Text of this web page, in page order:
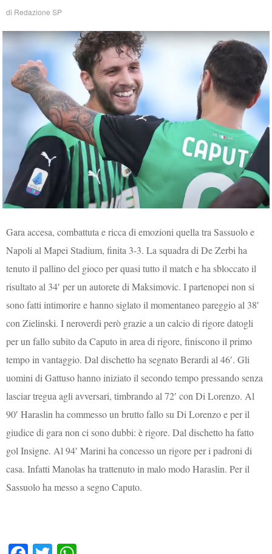
di Redazione SP
Gara accesa, combattuta e ricca di emozioni quella tra Sassuolo e
Napoli al Mapei Stadium, finita 3-3. La squadra di De Zerbi ha
tenuto il pallino del gioco per quasi tutto il match e ha sbloccato il
risultato al 34′ per un autorete di Maksimovic. I partenopei non si
sono fatti intimorire e hanno siglato il momentaneo pareggio al 38′
con Zielinski. I neroverdi però grazie a un calcio di rigore datogli
per un fallo subito da Caputo in area di rigore, finiscono il primo
tempo in vantaggio. Dal dischetto ha segnato Berardi al 46′. Gli
uomini di Gattuso hanno iniziato il secondo tempo pressando senza
lasciar tregua agli avversari, timbrando al 72′ con Di Lorenzo. Al
90′ Haraslin ha commesso un brutto fallo su Di Lorenzo e per il
giudice di gara non ci sono dubbi: è rigore. Dal dischetto ha fatto
gol Insigne. Al 94′ Marini ha concesso un rigore per i padroni di
casa. Infatti Manolas ha trattenuto in malo modo Haraslin. Per il
Sassuolo ha messo a segno Caputo.